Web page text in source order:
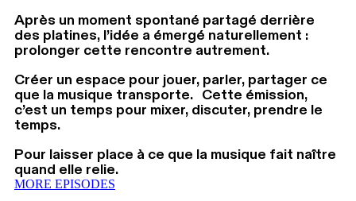
Après un moment spontané partagé derrière
des platines, l’idée a émergé naturellement :
prolonger cette rencontre autrement.
Créer un espace pour jouer, parler, partager ce
que la musique transporte. Cette émission,
c’est un temps pour mixer, discuter, prendre le
temps.
Pour laisser place à ce que la musique fait naître
quand elle relie.
MORE EPISODES